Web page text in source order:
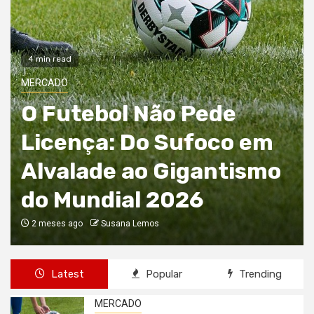
4 min read
JOGOS
O rolo compressor de
Farioli não abranda:
domínio na I Liga e a
ambição de seduzir
Lewandowski
3 meses ago José Lopes
Latest Popular Trending
MERCADO